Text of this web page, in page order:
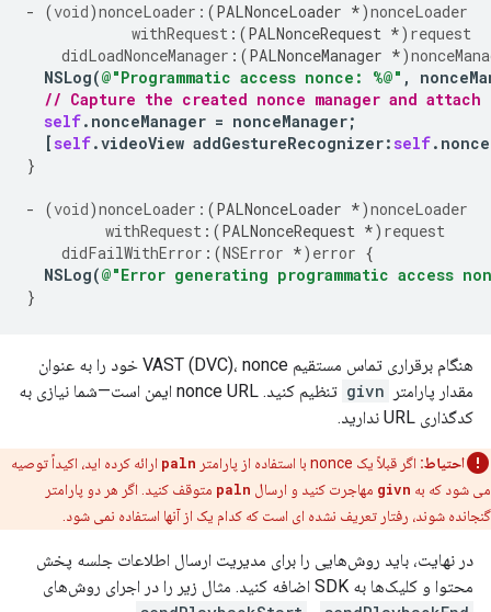
- (void)nonceLoader: (PALNonceLoader *)nonceLoader
withRequest :(PALNonceRequest *) request
didLoadNonceManager :(PALNonceManager *)
NSLog(@"Programmatic access nonce: %@" ,
// Capture the created nonce manager and
self. nonceManager = nonceManager;
[ self.videoView addGestureRecognizer: self.
}
- (void)nonceLoader: (PALNonceLoader *)nonceLoader
withRequest :(PALNonceRequest *) request
didFailWithError :(NSError *) error {
NSLog(@"Error generating programmatic access
}
هنگام برقراری تماس مستقیم VAST (DVC)، nonce خود را به عنوان
مقدار پارامتر
givn
تنظیم کنید. nonce URL ایمن است—شما نیازی به
کدگذاری URL ندارید.
احتیاط: اگر قبلاً یک nonce با استفاده از پارامتر paln ارائه کرده اید، اکیداً توصیه
می شود که به givn مهاجرت کنید و ارسال paln متوقف کنید. اگر هر دو پارامتر
گنجانده شوند، رفتار تعریف نشده ای است که کدام یک از آنها استفاده نمی شود.
در نهایت، باید روش‌هایی را برای مدیریت ارسال اطلاعات جلسه پخش
محتوا و کلیک‌ها به SDK اضافه کنید. مثال زیر را در اجرای روش‌های